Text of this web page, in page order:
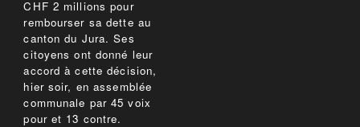
CHF 2 millions pour
rembourser sa dette au
canton du Jura. Ses
citoyens ont donné leur
accord à cette décision,
hier soir, en assemblée
communale par 45 voix
pour et 13 contre.